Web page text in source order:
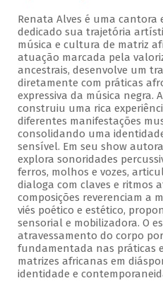
Renata Alves é uma cantora
dedicado sua trajetória
música e cultura de matriz
atuação marcada pela
ancestrais, desenvolve um
diretamente com práticas
expressiva da música negra.
construiu uma rica
diferentes manifestações
consolidando uma
sensível. Em seu show
explora sonoridades
ferros, molhos e vozes,
dialoga com claves e ritmos
composições reverenciam a
viés poético e estético,
sensorial e mobilizadora. O
atravessamento do corpo
fundamentada nas práticas
matrizes africanas em
identidade e